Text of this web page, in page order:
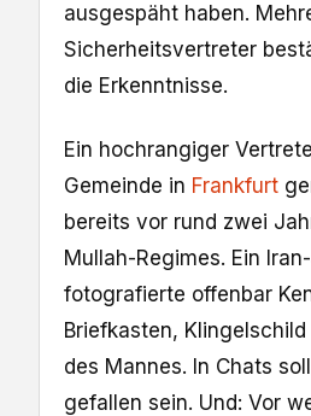
ausgespäht haben.
Sicherheitsvertreter
die Erkenntnisse.
Ein hochrangiger
Gemeinde in Frankfurt
bereits vor rund zwei
Mullah-Regimes. Ein
fotografierte offenbar
Briefkasten,
des Mannes. In Chats
gefallen sein. Und: Vor